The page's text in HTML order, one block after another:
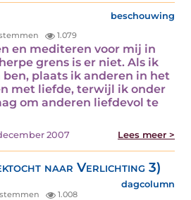
beschouwing
1.079
en mediteren voor mij in
grens is er niet. Als ik
plaats ik anderen in het
met liefde, terwijl ik onder
om anderen liefdevol te
2007 Lees meer >
naar Verlichting 3)
dagcolumn
stemmen 1.008